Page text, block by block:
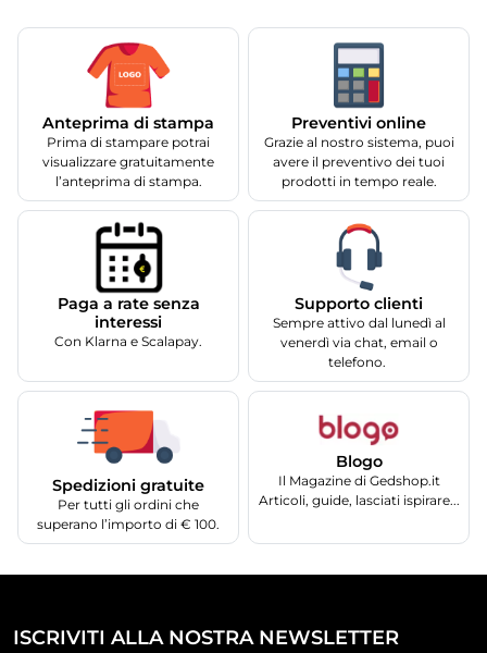
Anteprima di stampa
Prima di stampare potrai
visualizzare gratuitamente
l’anteprima di stampa.
Preventivi online
Grazie al nostro sistema, puoi
avere il preventivo dei tuoi
prodotti in tempo reale.
Paga a rate senza
interessi
Con Klarna e Scalapay.
Supporto clienti
Sempre attivo dal lunedì al
venerdì via chat, email o
telefono.
Spedizioni gratuite
Per tutti gli ordini che
superano l’importo di € 100.
Blogo
Il Magazine di Gedshop.it
Articoli, guide, lasciati ispirare...
ISCRIVITI ALLA NOSTRA NEWSLETTER